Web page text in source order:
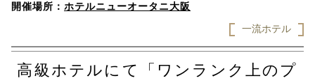
開催場所： ホテルニューオータニ大阪
一流ホテル
高級ホテルにて「ワンランク上のプ